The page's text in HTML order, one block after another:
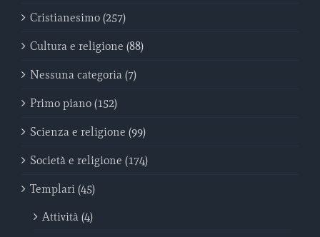
Cristianesimo (257)
Cultura e religione (88)
Nessuna categoria (7)
Primo piano (152)
Scienza e religione (99)
Società e religione (174)
Templari (45)
Attività (4)